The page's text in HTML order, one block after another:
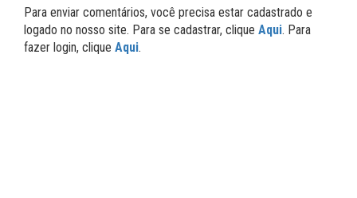
Para enviar comentários, você precisa estar cadastrado e
logado no nosso site. Para se cadastrar, clique Aqui. Para
fazer login, clique Aqui.